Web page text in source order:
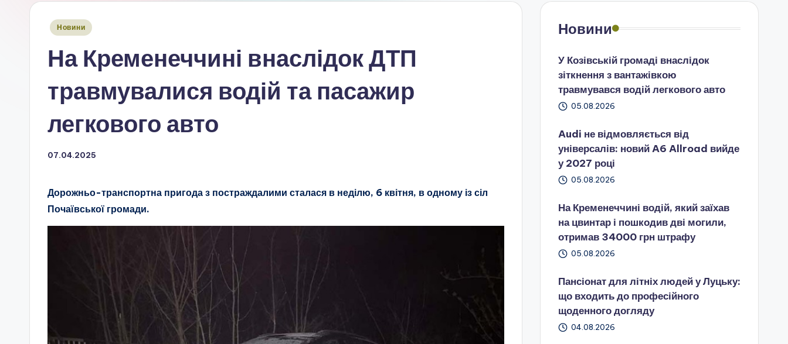
Опубліковано
Новини
На Кременеччині внаслідок ДТП
травмувалися водій та пасажир
легкового авто
07.04.2025
Дорожньо-транспортна пригода з постраждалими сталася в неділю, 6 квітня, в одному із сіл
Почаївської громади.
Новини
У Козівській громаді внаслідок
зіткнення з вантажівкою
травмувався водій легкового авто
05.08.2026
Audi не відмовляється від
універсалів: новий A6 Allroad вийде
у 2027 році
05.08.2026
На Кременеччині водій, який заїхав
на цвинтар і пошкодив дві могили,
отримав 34000 грн штрафу
05.08.2026
Пансіонат для літніх людей у Луцьку:
що входить до професійного
щоденного догляду
04.08.2026